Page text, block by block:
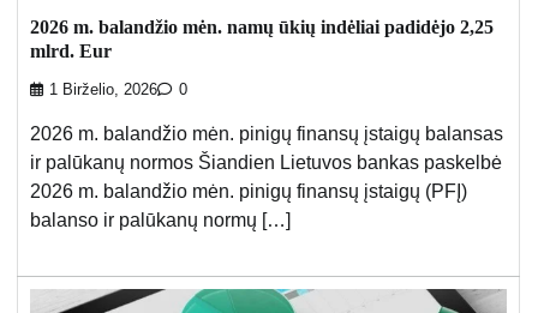
2026 m. balandžio mėn. namų ūkių indėliai padidėjo 2,25
mlrd. Eur
1 Birželio, 2026 0
2026 m. balandžio mėn. pinigų finansų įstaigų balansas
ir palūkanų normos Šiandien Lietuvos bankas paskelbė
2026 m. balandžio mėn. pinigų finansų įstaigų (PFĮ)
balanso ir palūkanų normų […]